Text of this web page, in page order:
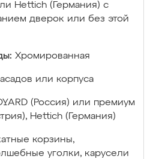
Hettich (Германия) с
дверок или без этой
Хромированная
или корпуса
(Россия) или премиум
Hettich (Германия)
корзины,
уголки, карусели